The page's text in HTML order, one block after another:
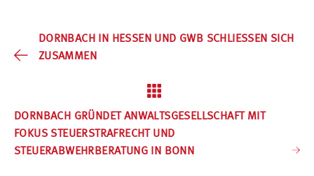
DORNBACH IN HESSEN UND GWB SCHLIESSEN SICH Z
USAMMEN
DORNBACH GRÜNDET ANWALTSGESELLSCHAFT MIT
FOKUS STEUERSTRAFRECHT UND
STEUERABWEHRBERATUNG IN BONN